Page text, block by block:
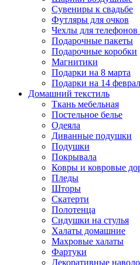
Сувениры к свадьбе
Футляры для очков
Чехлы для
Подарочные пакеты
Подарочные коробки
Магнитики
Подарки на 8 марта
Подарки на 14
Домашний текстиль
Ткань мебельная
Постельное белье
Одеяла
Диванные подушки
Подушки
Покрывала
Ковры и ковровые
Пледы
Шторы
Скатерти
Полотенца
Сидушки на стулья
Халаты домашние
Махровые халаты
Фартуки
Декоративные